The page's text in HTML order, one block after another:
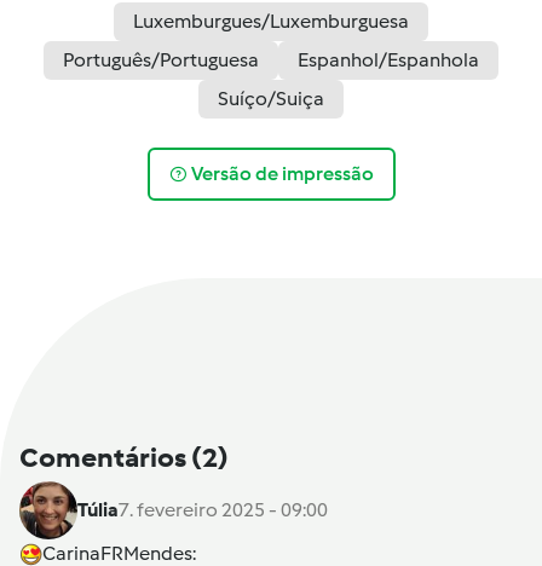
Luxemburgues/Luxemburguesa
Português/Portuguesa
Espanhol/Espanhola
Suíço/Suiça
Versão de impressão
Comentários(2)
Túlia7. fevereiro 2025 - 09:00
CarinaFRMendes: